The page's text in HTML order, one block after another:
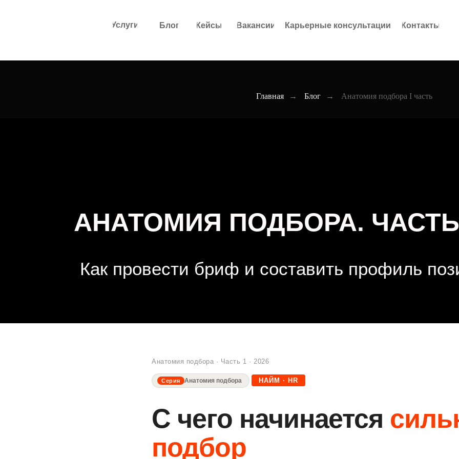
Кейсы
Услуги Вакансии Контакты
Блог Карьерные консультации
Главная → Блог → Анатомия подбора I часть
АНАТОМИЯ ПОДБОРА.
Как провести бриф и составить профиль
Анатомия подбора · Часть 1 · 2026
Серия Анатомия подбора НАЙМ · HR
С чего начинается
подбор